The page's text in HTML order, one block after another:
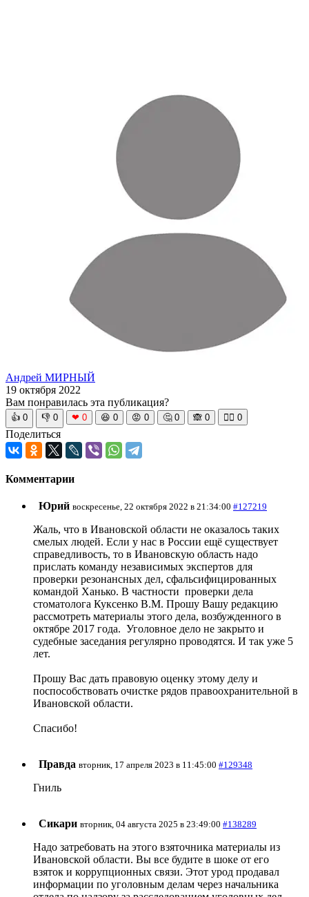
Андрей МИРНЫЙ
19 октября 2022
Вам понравилась эта публикация?
👍 0 👎 0 ❤ 0 😆 0 😡 0 🤔 0 🙈 0 🧘‍♀️ 0
Поделиться
Комментарии
Юрий воскресенье, 22 октября 2022 в 21:34:00 #127219
Жаль, что в Ивановской области не оказалось таких
смелых людей. Если у нас в России ещё существует
справедливость, то в Ивановскую область надо
прислать команду независимых экспертов для
проверки резонансных дел, сфальсифицированных
командой Ханько. В частности проверки дела
стоматолога Куксенко В.М. Прошу Вашу редакцию
рассмотреть материалы этого дела, возбужденного в
октябре 2017 года. Уголовное дело не закрыто и
судебные заседания регулярно проводятся. И так уже 5
лет.
Прошу Вас дать правовую оценку этому делу и
поспособствовать очистке рядов правоохранительной в
Ивановской области.
Спасибо!
Правда вторник, 17 апреля 2023 в 11:45:00 #129348
Гниль
Сикари вторник, 04 августа 2025 в 23:49:00 #138289
Надо затребовать на этого взяточника материалы из
Ивановской области. Вы все будите в шоке от его
взяток и коррупционных связи. Этот урод продавал
информации по уголовным делам через начальника